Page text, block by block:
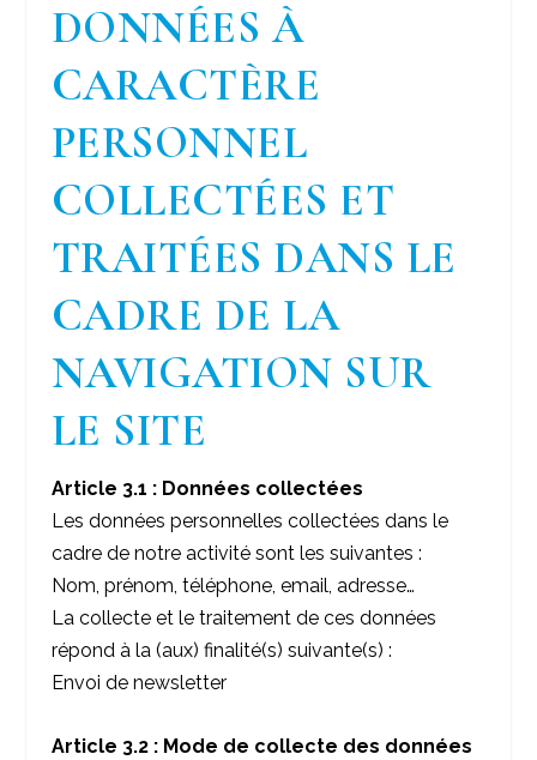
DONNÉES À
CARACTÈRE
PERSONNEL
COLLECTÉES ET
TRAITÉES DANS LE
CADRE DE LA
NAVIGATION SUR
LE SITE
Article 3.1 : Données collectées
Les données personnelles collectées dans le
cadre de notre activité sont les suivantes :
Nom, prénom, téléphone, email, adresse…
La collecte et le traitement de ces données
répond à la (aux) finalité(s) suivante(s) :
Envoi de newsletter
Article 3.2 : Mode de collecte des données